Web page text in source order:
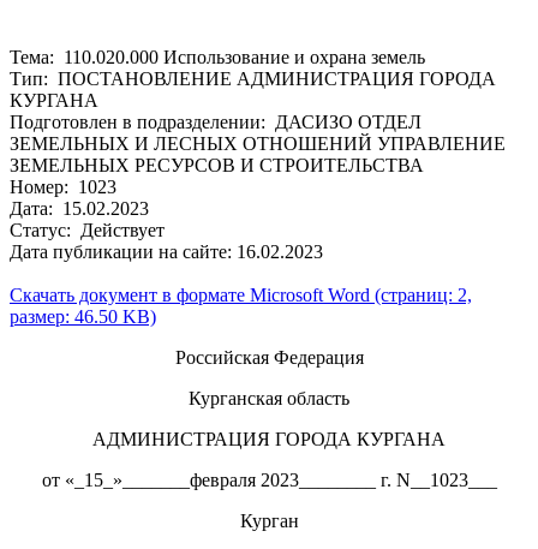
Тема: 110.020.000 Использование и охрана земель
Тип: ПОСТАНОВЛЕНИЕ АДМИНИСТРАЦИЯ ГОРОДА
КУРГАНА
Подготовлен в подразделении: ДАСИЗО ОТДЕЛ
ЗЕМЕЛЬНЫХ И ЛЕСНЫХ ОТНОШЕНИЙ УПРАВЛЕНИЕ
ЗЕМЕЛЬНЫХ РЕСУРСОВ И СТРОИТЕЛЬСТВА
Номер: 1023
Дата: 15.02.2023
Статус: Действует
Дата публикации на сайте: 16.02.2023
Скачать документ в формате Microsoft Word (страниц: 2,
размер: 46.50 KB)
Российская Федерация
Курганская область
АДМИНИСТРАЦИЯ ГОРОДА КУРГАНА
от «_15_»_______февраля 2023________ г. N__1023___
Курган